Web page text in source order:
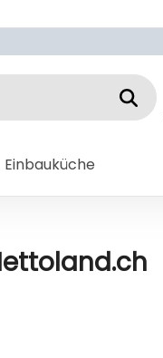
Einbauküche